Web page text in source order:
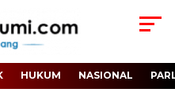
HUKUM NASIONAL